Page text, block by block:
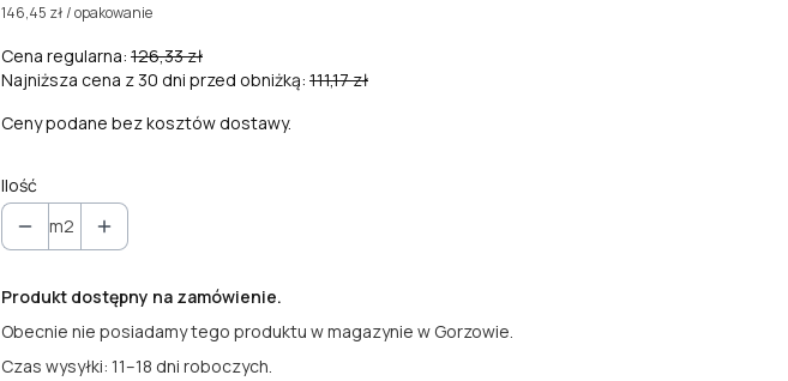
146,45 zł / opakowanie
Cena regularna: 126,33 zł
Najniższa cena z 30 dni przed obniżką: 111,17 zł
Ceny podane bez kosztów dostawy.
Ilość
m2
Produkt dostępny na zamówienie.
Obecnie nie posiadamy tego produktu w magazynie w Gorzowie.
Czas wysyłki: 11–18 dni roboczych.